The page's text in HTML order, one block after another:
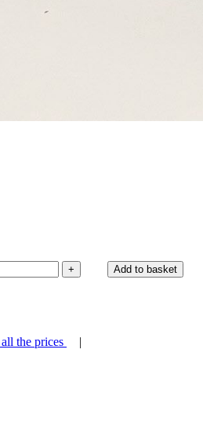
+ Add to basket
all the prices |